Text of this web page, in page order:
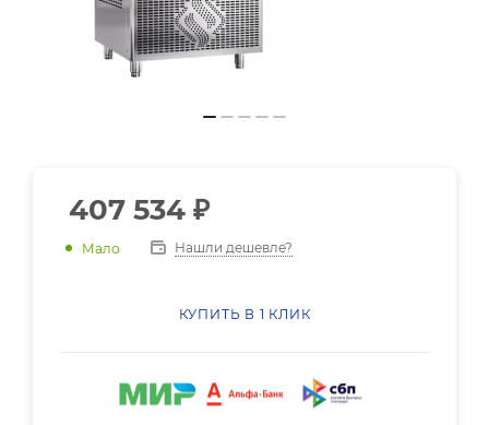
407 534 ₽
Мало Нашли дешевле?
КУПИТЬ В 1 КЛИК